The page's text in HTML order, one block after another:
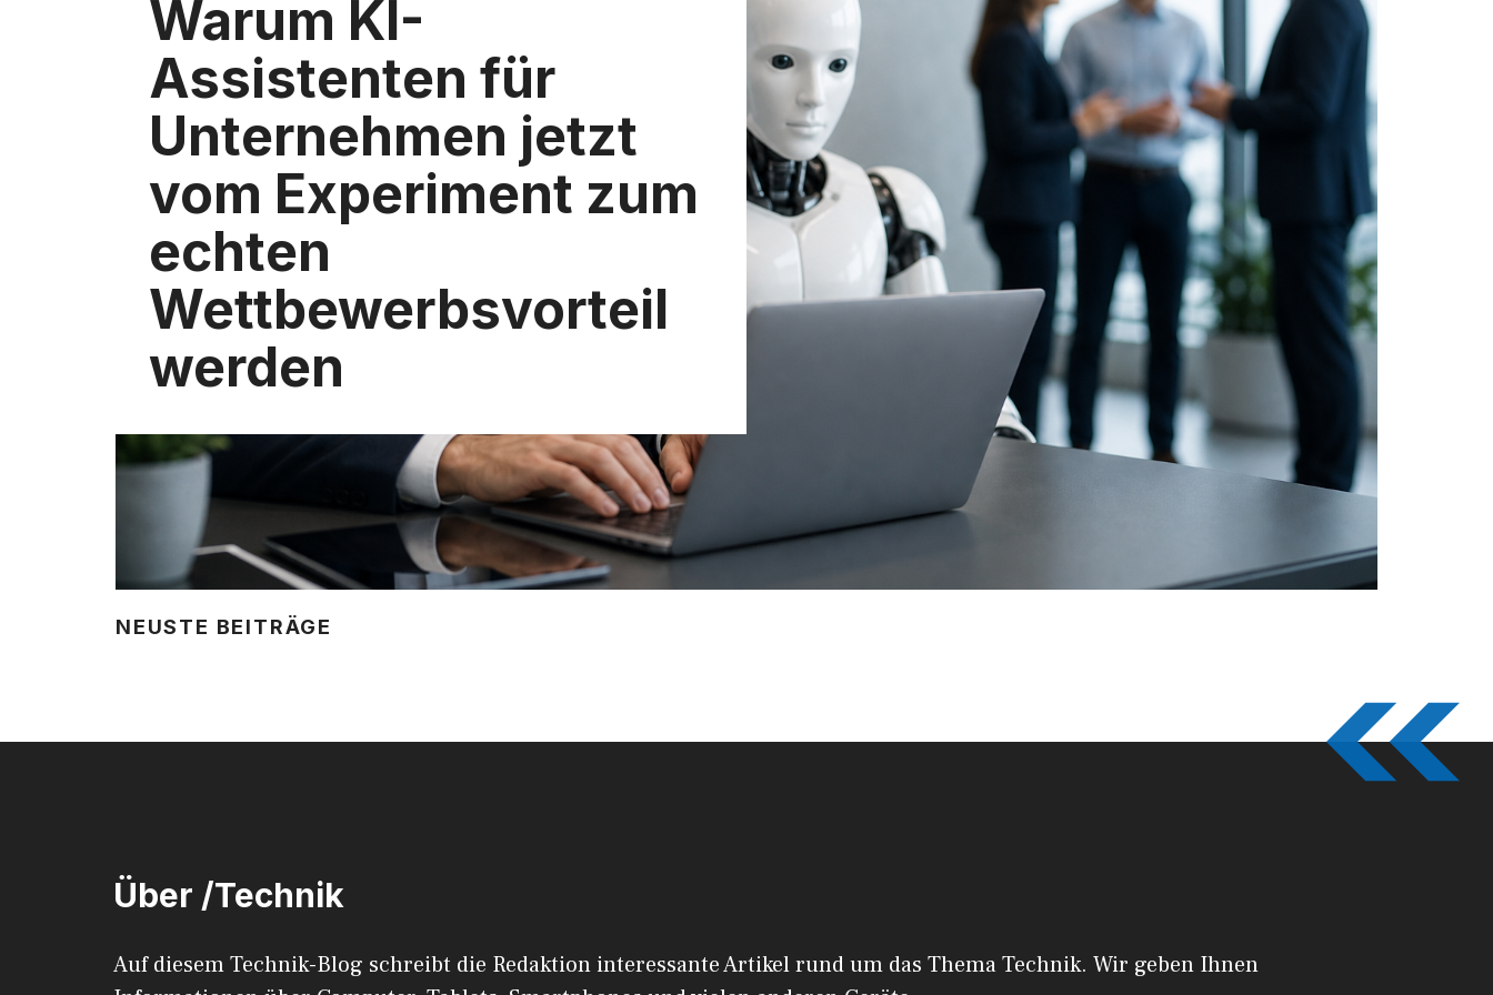
Warum KI-
Assistenten für
Unternehmen jetzt
vom Experiment zum
echten
Wettbewerbsvorteil
werden
NEUSTE BEITRÄGE
Über /Technik
Auf diesem Technik-Blog schreibt die Redaktion interessante Artikel rund um das Thema Technik. Wir geben Ihnen